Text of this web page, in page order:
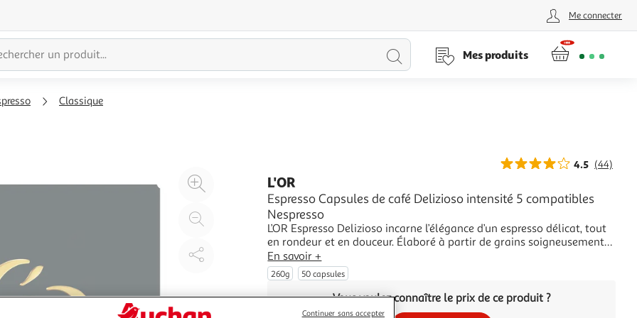
Me connecter
Lancer
Mes produits
Classique
Agrandir
l'illustration
l'illustration
%
Partager
produit
4.5 (44)
L'OR
Espresso Capsules de café Delizioso intensité 5 compatibles
Nespresso
L’OR Espresso Delizioso incarne l’élégance d’un espresso délicat, tout
en rondeur et en douceur. Élaboré à partir de grains soigneusement
sélectionnés, ce café révèle un profil aromatique subtil, aux notes
douces d’amandes grillées, de biscuits vanillés et une touche de miel.
Sa torréfaction légère
En savoir +
260g 50 capsules
Vous voulez connaître le prix de ce produit ?
Continuer sans accepter